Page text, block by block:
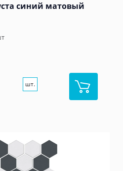
синий матовый
шт.